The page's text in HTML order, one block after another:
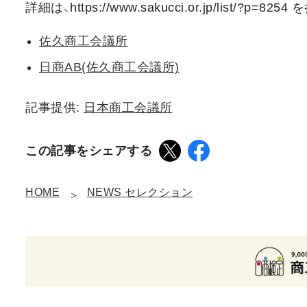
詳細は、https://www.sakucci.or.jp/list/?p=8254 を
佐久商工会議所
日商AB(佐久商工会議所)
記事提供: 日本商工会議所
この記事をシェアする
HOME NEWS セレクション